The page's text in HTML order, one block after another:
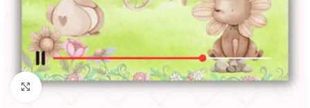
Clique para ampliar